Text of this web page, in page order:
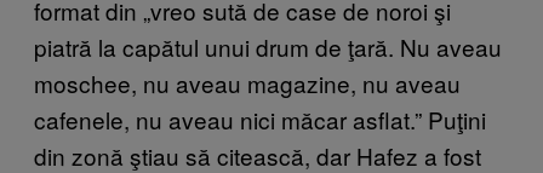
format din „vreo sută de case de noroi şi
piatră la capătul unui drum de ţară. Nu aveau
moschee, nu aveau magazine, nu aveau
cafenele, nu aveau nici măcar asflat.” Puţini
din zonă ştiau să citească, dar Hafez a fost